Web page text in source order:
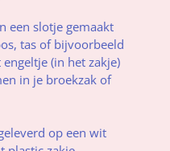
een slotje gemaakt
tas of bijvoorbeeld
(in het zakje)
in je broekzak of
op een wit